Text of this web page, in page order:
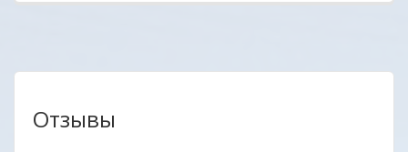
Отзывы